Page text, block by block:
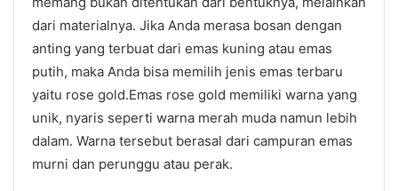
dari materialnya. Jika Anda merasa bosan dengan
anting yang terbuat dari emas kuning atau emas
putih, maka Anda bisa memilih jenis emas terbaru
yaitu rose gold.Emas rose gold memiliki warna yang
unik, nyaris seperti warna merah muda namun lebih
dalam. Warna tersebut berasal dari campuran emas
murni dan perunggu atau perak.